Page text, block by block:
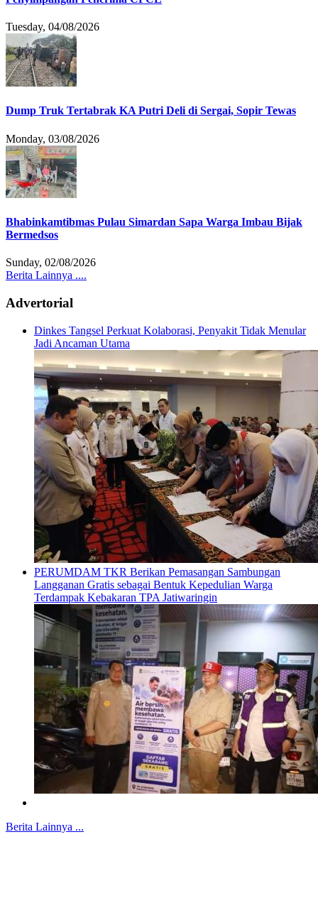
Tuesday, 04/08/2026
Dump Truk Tertabrak KA Putri Deli di Sergai, Sopir Tewas
Monday, 03/08/2026
Bhabinkamtibmas Pulau Simardan Sapa Warga Imbau Bijak
Bermedsos
Sunday, 02/08/2026
Berita Lainnya ....
Advertorial
Dinkes Tangsel Perkuat Kolaborasi, Penyakit Tidak Menular
Jadi Ancaman Utama
PERUMDAM TKR Berikan Pemasangan Sambungan
Langganan Gratis sebagai Bentuk Kepedulian Warga
Terdampak Kebakaran TPA Jatiwaringin
Berita Lainnya ...